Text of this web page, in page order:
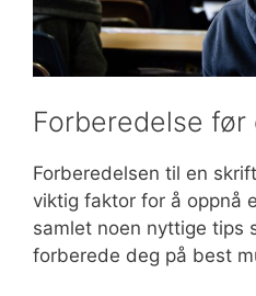
Forberedelse før
Forberedelsen til en
viktig faktor for å oppnå
samlet noen nyttige tips
forberede deg på best